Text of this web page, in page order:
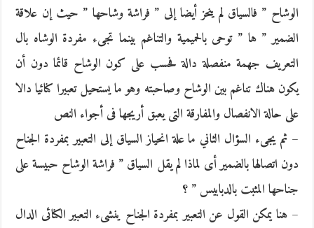
الوشاح ” فالسياق لم ينحز أيضا إلى ” فراشة وشاحها ” حيث إن علاقة
الضمير ” ها ” توحى بالحميمية والتناغم بينما تجىء مفردة الوشاه بال
التعريف جهمة منفصلة دالة فحسب على كون الوشاح قائما دون أن
يكون هناك تناغم بين الوشاح وصاحبته وهو ما يستحيل تعبيرا كنائيا دالا
على حالة الانفصال والمفارقة التى يعبق أريجها فى أجواء النص
– ثم يجىء السؤال الثاني ما علة انحياز السياق إلى التعبير بمفردة الجناح
دون اتصالها بالضمير أى لماذا لم يقل السياق ” فراشة الوشاح حبيسة على
جناحها المثبت بالدبابيس ” ؟
– هنا يمكن القول عن التعبير بمفردة الجناح ينشىء التعبير الكنائى الدال